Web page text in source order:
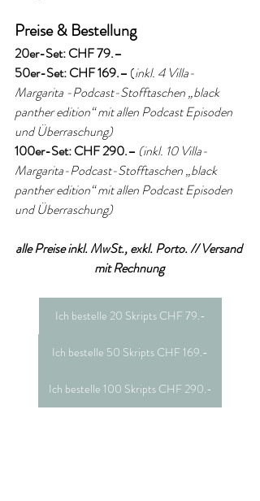
Preise & Bestellung
20er-Set: CHF 79.–
50er-Set: CHF 169.– (inkl. 4 Villa-
Margarita -Podcast-Stofftaschen „black
panther edition“ mit allen Podcast Episoden
und Überraschung)
100er-Set: CHF 290.– (inkl. 10 Villa-
Margarita-Podcast-Stofftaschen „black
panther edition“ mit allen Podcast Episoden
und Überraschung)
alle Preise inkl. MwSt., exkl. Porto. // Versand
mit Rechnung
Ich bestelle 20 Skripts CHF 79.-
Ich bestelle 50 Skripts CHF 169.-
Ich bestelle 100 Skripts CHF 290.-